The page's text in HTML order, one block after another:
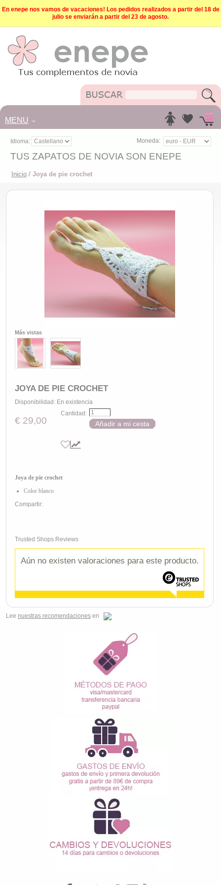
En enepe nos vamos de vacaciones! Los pedidos realizados a partir del 18 de
julio se enviarán a partir del 23 de agosto.
MENU
Idioma: Moneda:
TUS ZAPATOS DE NOVIA SON ENEPE
Inicio / Joya de pie crochet
Más vistas
JOYA DE PIE CROCHET
Disponibilidad: En existencia
€ 29,00
Cantidad:
Añadir a mi cesta
Joya de pie crochet
Color blanco
Compartir:
Trusted Shops Reviews
Aún no existen valoraciones para este producto.
Lee nuestras recomendaciones en